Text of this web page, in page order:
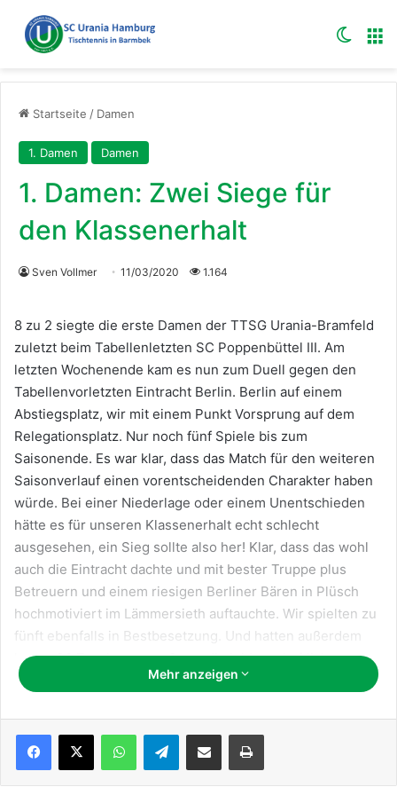
Skin
Startseite / Damen
1. Damen Damen
1. Damen: Zwei Siege für
den Klassenerhalt
Sven Vollmer 11/03/2020 1.164
8 zu 2 siegte die erste Damen der TTSG Urania-Bramfeld
zuletzt beim Tabellenletzten SC Poppenbüttel III. Am
letzten Wochenende kam es nun zum Duell gegen den
Tabellenvorletzten Eintracht Berlin. Berlin auf einem
Abstiegsplatz, wir mit einem Punkt Vorsprung auf dem
Relegationsplatz. Nur noch fünf Spiele bis zum
Saisonende. Es war klar, dass das Match für den weiteren
Saisonverlauf einen vorentscheidenden Charakter haben
würde. Bei einer Niederlage oder einem Unentschieden
hätte es für unseren Klassenerhalt echt schlecht
ausgesehen, ein Sieg sollte also her! Klar, dass das wohl
auch die Eintracht dachte und mit bester Truppe plus
Betreuern und einem riesigen Berliner Bären in Plüsch
hochmotiviert im Lämmersieth auftauchte. Wir spielten zu
fünft ebenfalls in Bestbesetzung. Und hatten außerdem
knapp 30 Zuschauer am Start, die leidenschaftlich
unterstützten. Beide Doppel waren sehr umkämpft, gingen
und Maike nachlegen, 4:0, was für ein Start! Im unteren
und danach auch im oberen Paarkreuz gab es
anschließend ein 1:1, Zwischenstand also 6:2. Michi hatte
einen unglücklichen Tag erwischt und verlor ihr zweites
Mehr anzeigen
WhatsAppTelegramTeile per E-Mail Drucken